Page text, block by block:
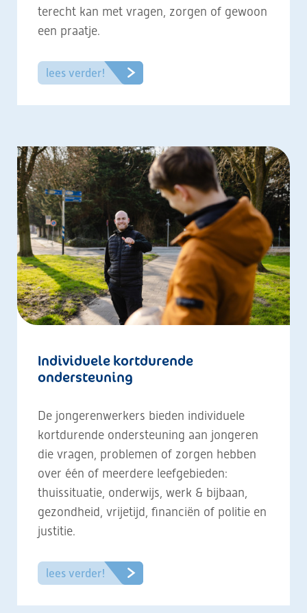
terecht kan met vragen, zorgen of gewoon
een praatje.
lees verder!
Individuele kortdurende
ondersteuning
De jongerenwerkers bieden individuele
kortdurende ondersteuning aan jongeren
die vragen, problemen of zorgen hebben
over één of meerdere leefgebieden:
thuissituatie, onderwijs, werk & bijbaan,
gezondheid, vrijetijd, financiën of politie en
justitie.
lees verder!